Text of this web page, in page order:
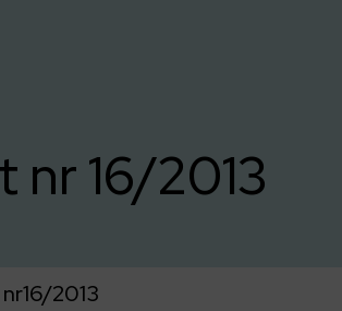
nr 16/2013
16/2013